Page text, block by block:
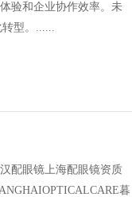
验和企业协作效率。未
型。......
配眼镜上海配眼镜资质
暮